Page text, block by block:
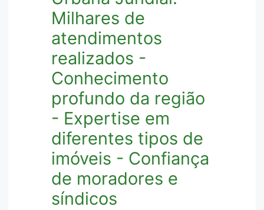
Milhares de
atendimentos
realizados -
Conhecimento
profundo da região
- Expertise em
diferentes tipos de
imóveis - Confiança
de moradores e
síndicos